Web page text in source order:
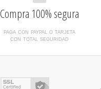
Compra 100% segura
paga con paypal o tarjeta
con total seguridad